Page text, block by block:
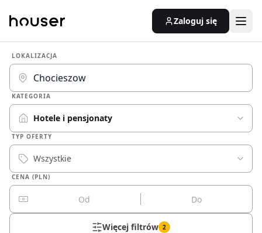
Zaloguj się
LOKALIZACJA
KATEGORIA
Hotele i pensjonaty
TYP OFERTY
Wszystkie
CENA (PLN)
Więcej filtrów 2